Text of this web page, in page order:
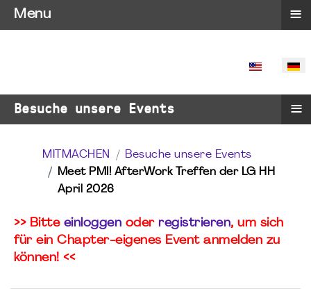
SPRACHE
Besuche unsere Events ≡
MITMACHEN
Besuche unsere Events
Meet PMI! AfterWork Treffen der LG HH
April 2026
>> Bitte einloggen oder registrieren, um sich
für ein Chapter-eigenes Event anmelden zu
können! <<
Menu ≡